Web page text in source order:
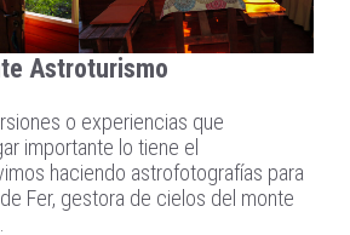
Astroturismo
o experiencias que
importante lo tiene el
haciendo astrofotografías para
Fer, gestora de cielos del monte